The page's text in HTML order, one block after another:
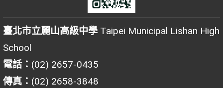
臺北市立麗山高級中學 Taipei Municipal Lishan High
School
電話： (02) 2657-0435
傳真： (02) 2658-3848